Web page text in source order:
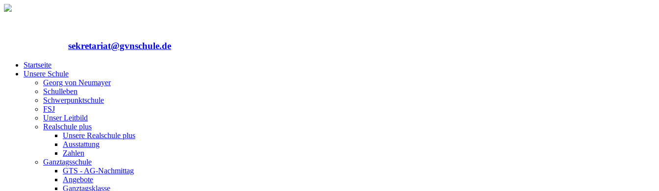
sekretariat@gvnschule.de
Startseite
Unsere Schule
Georg von Neumayer
Schulleben
Schwerpunktschule
FSJ
Unser Leitbild
Realschule plus
Unsere Realschule plus
Ausstattung
Zahlen
Ganztagsschule
GTS - AG-Nachmittag
Angebote
Ganztagsklasse